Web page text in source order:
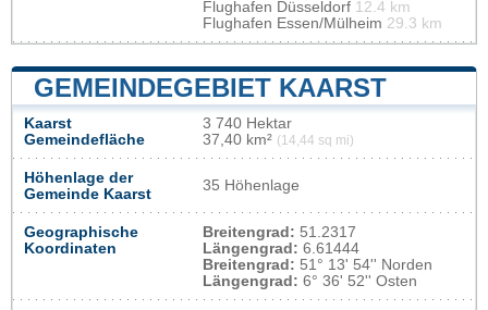
Flughafen Düsseldorf 12.4 km
Flughafen Essen/Mülheim 29.3 km
GEMEINDEGEBIET KAARST
Kaarst
Gemeindefläche
3 740 Hektar
37,40 km² (14,44 sq mi)
Höhenlage der
Gemeinde Kaarst
35 Höhenlage
Geographische
Koordinaten
Breitengrad: 51.2317
Längengrad: 6.61444
Breitengrad: 51° 13' 54'' Norden
Längengrad: 6° 36' 52'' Osten